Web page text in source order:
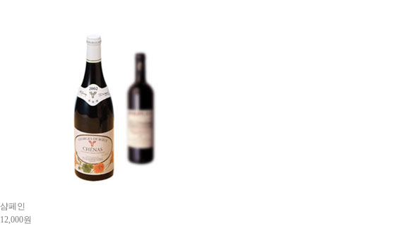
샴페인
12,000원